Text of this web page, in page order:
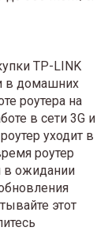
TP-LINK
в домашних
роутера на
в сети 3G и
уходит в
роутер
в ожидании
этот